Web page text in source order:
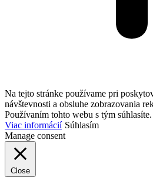
Na tejto stránke používame pri
návštevnosti a obsluhe zobrazovania
Používaním tohto webu s tým súhlasíte.
Viac informácií Súhlasím
Manage consent
Close